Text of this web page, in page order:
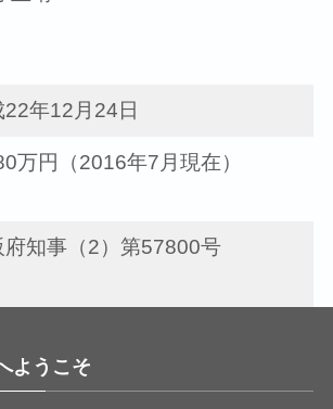
22年12月24日
万円（2016年7月現在）
府知事（2）第57800号
ようこそ